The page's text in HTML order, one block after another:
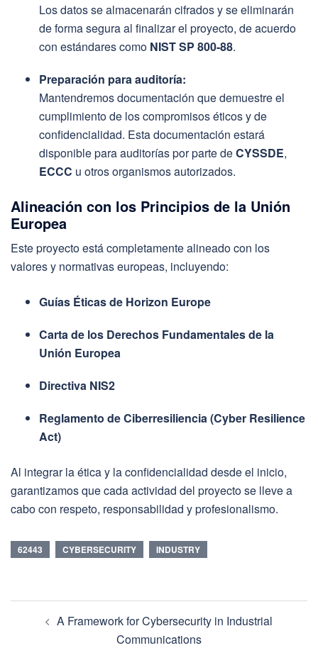
Los datos se almacenarán cifrados y se eliminarán
de forma segura al finalizar el proyecto, de acuerdo
con estándares como NIST SP 800-88.
Preparación para auditoría:
Mantendremos documentación que demuestre el
cumplimiento de los compromisos éticos y de
confidencialidad. Esta documentación estará
disponible para auditorías por parte deCYSSDE,
ECCC u otros organismos autorizados.
Alineación con los Principios de la Unión
Europea
Este proyecto está completamente alineado con los
valores y normativas europeas, incluyendo:
Guías Éticas de Horizon Europe
Carta de los Derechos Fundamentales de la
Unión Europea
Directiva NIS2
Reglamento de Ciberresiliencia (Cyber Resilience
Act)
Al integrar la ética y la confidencialidad desde el inicio,
garantizamos que cada actividad del proyecto se lleve a
cabo con respeto, responsabilidad y profesionalismo.
62443 CYBERSECURITY INDUSTRY
Post
navigation
A Framework for Cybersecurity in Industrial
Communications